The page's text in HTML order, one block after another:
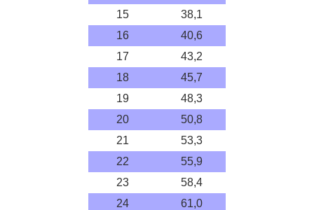
15
38,1
16
40,6
17
43,2
18
45,7
19
48,3
20
50,8
21
53,3
22
55,9
23
58,4
24
61,0